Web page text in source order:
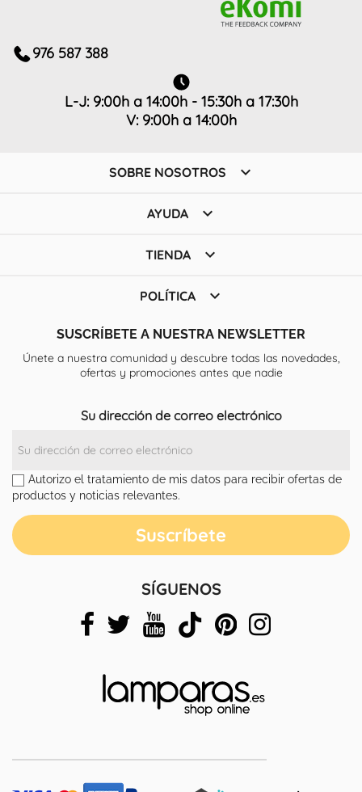
976 587 388
L-J: 9:00h a 14:00h - 15:30h a 17:30h
V: 9:00h a 14:00h
SOBRE NOSOTROS 
AYUDA 
TIENDA 
POLÍTICA 
SUSCRÍBETE A NUESTRA NEWSLETTER
Únete a nuestra comunidad y descubre todas las novedades,
ofertas y promociones antes que nadie
Su dirección de correo electrónico
Autorizo el tratamiento de mis datos para recibir ofertas de
productos y noticias relevantes.
SÍGUENOS